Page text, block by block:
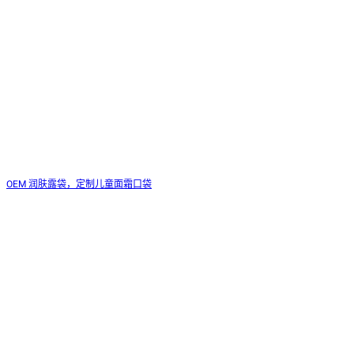
OEM 润肤露袋，定制儿童面霜口袋